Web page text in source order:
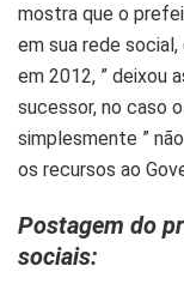
mostra que o
em sua rede
em 2012, ” deixou
sucessor, no caso
simplesmente ”
os recursos ao
Postagem do
sociais: